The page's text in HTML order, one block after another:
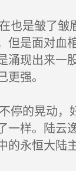
也是皱了皱
但是面对血
涌现出来一
强。
停的晃动，
一样。陆云
的永恒大陆